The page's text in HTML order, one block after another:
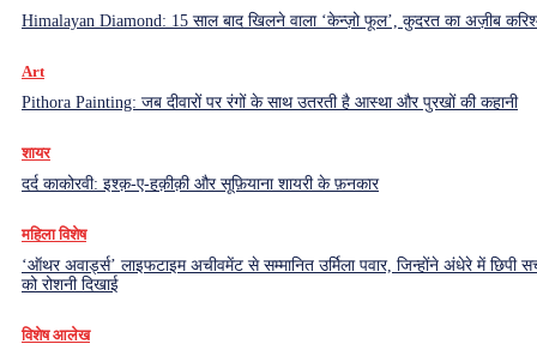
Himalayan Diamond: 15 साल बाद खिलने वाला ‘केन्ज़ो फूल’, कुदरत का अज़ीब
Art
Pithora Painting: जब दीवारों पर रंगों के साथ उतरती है आस्था और पुरखों की कहानी
शायर
दर्द काकोरवी: इश्क़-ए-हक़ीक़ी और सूफ़ियाना शायरी के फ़नकार
महिला विशेष
‘ऑथर अवार्ड्स’ लाइफटाइम अचीवमेंट से सम्मानित उर्मिला पवार, जिन्होंने अंधेरे में छिपी
को रोशनी दिखाई
विशेष आलेख